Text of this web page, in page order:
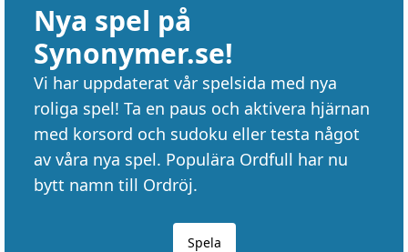
Nya spel på
Synonymer.se!
Vi har uppdaterat vår spelsida med nya
roliga spel! Ta en paus och aktivera hjärnan
med korsord och sudoku eller testa något
av våra nya spel. Populära Ordfull har nu
bytt namn till Ordröj.
Spela